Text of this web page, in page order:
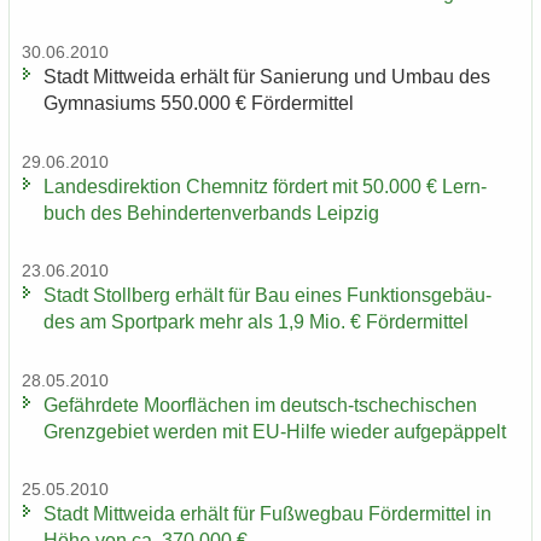
30.06.2010
Stadt Mitt­wei­da er­hält für Sa­nie­rung und Umbau des
Gym­na­si­ums 550.000 € För­der­mit­tel
29.06.2010
Lan­des­di­rek­ti­on Chem­nitz för­dert mit 50.000 € Lern­
buch des Be­hin­der­ten­ver­bands Leip­zig
23.06.2010
Stadt Stoll­berg er­hält für Bau eines Funk­ti­ons­ge­bäu­
des am Sport­park mehr als 1,9 Mio. € För­der­mit­tel
28.05.2010
Ge­fähr­de­te Moor­flä­chen im deutsch-​tschechischen
Grenz­ge­biet wer­den mit EU-​Hilfe wie­der auf­ge­päp­pelt
25.05.2010
Stadt Mitt­wei­da er­hält für Fuß­weg­bau För­der­mit­tel in